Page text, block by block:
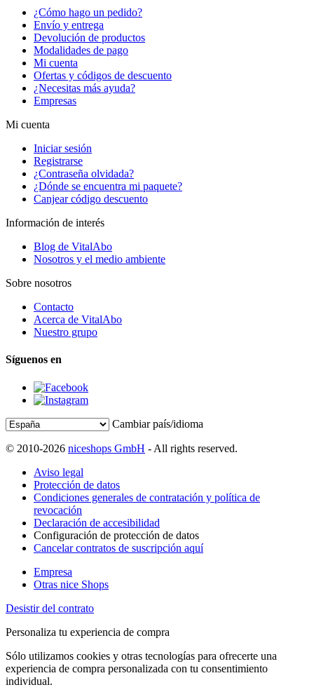
¿Cómo hago un pedido?
Envío y entrega
Devolución de productos
Modalidades de pago
Mi cuenta
Ofertas y códigos de descuento
¿Necesitas más ayuda?
Empresas
Mi cuenta
Iniciar sesión
Registrarse
¿Contraseña olvidada?
¿Dónde se encuentra mi paquete?
Canjear código descuento
Información de interés
Blog de VitalAbo
Nosotros y el medio ambiente
Sobre nosotros
Contacto
Acerca de VitalAbo
Nuestro grupo
Síguenos en
Cambiar país/idioma
© 2010-2026 niceshops GmbH - All rights reserved.
Aviso legal
Protección de datos
Condiciones generales de contratación y política de
revocación
Declaración de accesibilidad
Configuración de protección de datos
Cancelar contratos de suscripción aquí
Empresa
Otras nice Shops
Desistir del contrato
Personaliza tu experiencia de compra
Sólo utilizamos cookies y otras tecnologías para ofrecerte una
experiencia de compra personalizada con tu consentimiento
individual.